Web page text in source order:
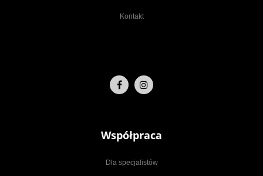
Kontakt
Współpraca
Dla specjalistów